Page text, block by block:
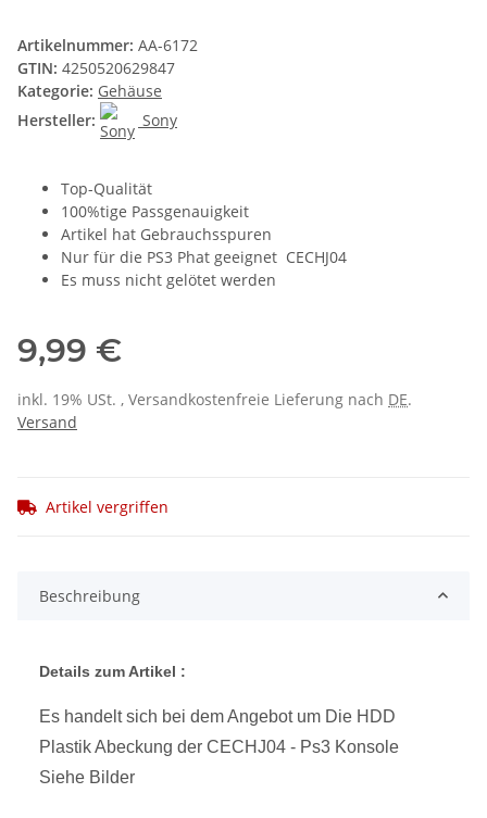
Artikelnummer: AA-6172
GTIN: 4250520629847
Kategorie: Gehäuse
Hersteller:
Sony
Top-Qualität
100%tige Passgenauigkeit
Artikel hat Gebrauchsspuren
Nur für die PS3 Phat geeignet CECHJ04
Es muss nicht gelötet werden
9,99 €
inkl. 19% USt. , Versandkostenfreie Lieferung nach DE.
Versand
Artikel vergriffen
Beschreibung
Details zum Artikel :
Es handelt sich bei dem Angebot um Die HDD
Plastik Abeckung der CECHJ04 - Ps3 Konsole
Siehe Bilder